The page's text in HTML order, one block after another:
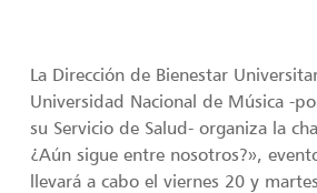
La Dirección de Bienestar
Universidad Nacional de Música -
su Servicio de Salud- organiza la
¿Aún sigue entre nosotros?»,
llevará a cabo el viernes 20 y